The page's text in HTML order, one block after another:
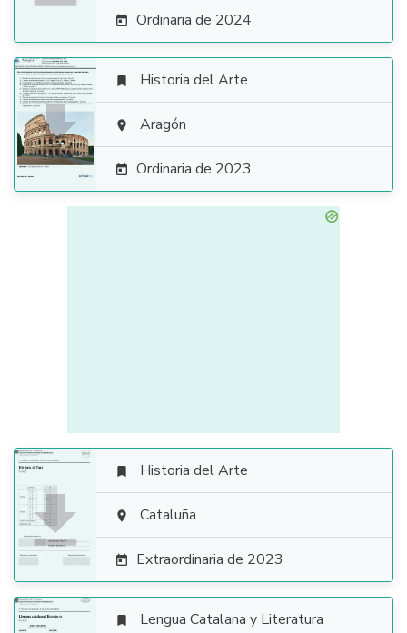
 Ordinaria de 2024

 Historia del Arte
 Aragón
 Ordinaria de 2023

 Historia del Arte
 Cataluña
 Extraordinaria de 2023
 Lengua Catalana y Literatura